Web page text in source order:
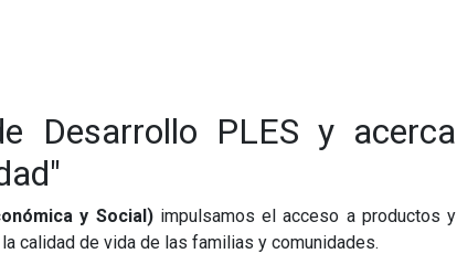
Desarrollo PLES y acerca
y Social)impulsamos el acceso a productos y
calidad de vida de las familias y comunidades.